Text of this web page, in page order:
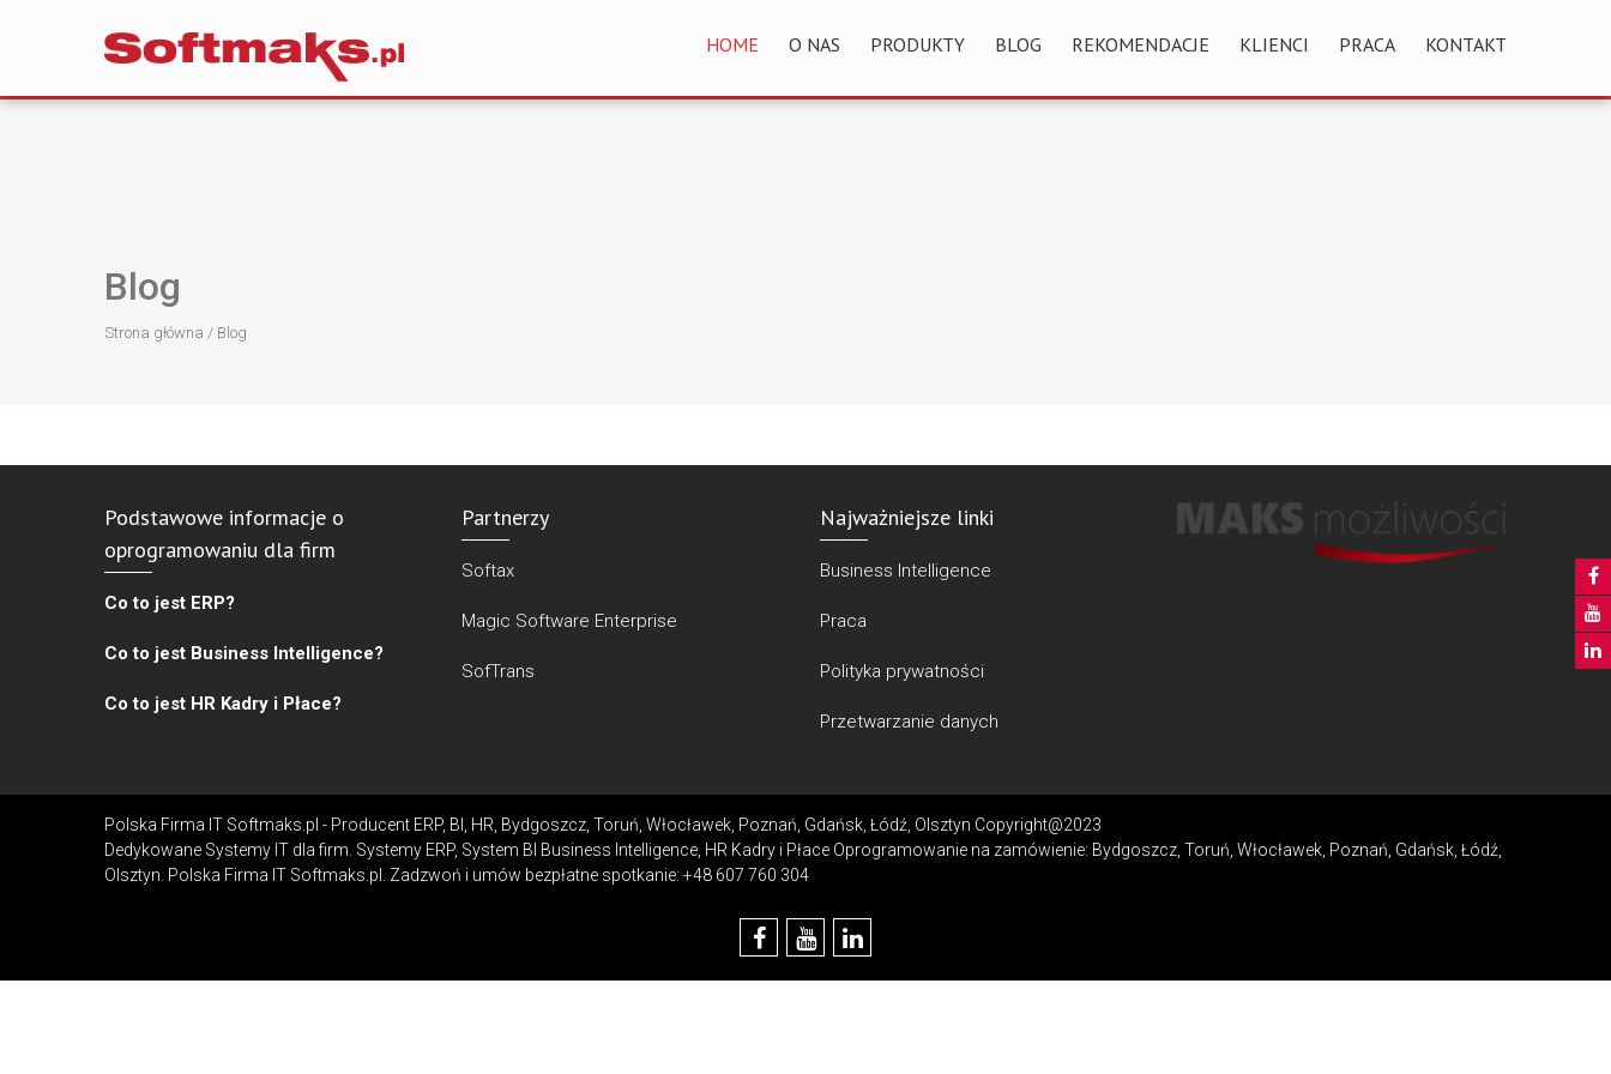
HOME O NAS PRODUKTY BLOG REKOMENDACJE KLIENCI PRACA KONTAKT
Blog
Strona główna / Blog
Podstawowe informacje o
oprogramowaniu dla firm
Co to jest ERP?
Co to jest Business Intelligence?
Co to jest HR Kadry i Płace?
Partnerzy
Softax
Magic Software Enterprise
SofTrans
Najważniejsze linki
Business Intelligence
Praca
Polityka prywatności
Przetwarzanie danych
Polska Firma IT Softmaks.pl - Producent ERP, BI, HR, Bydgoszcz, Toruń, Włocławek, Poznań, Gdańsk, Łódź, Olsztyn Copyright@2023
Dedykowane Systemy IT dla firm. Systemy ERP, System BI Business Intelligence, HR Kadry i Płace Oprogramowanie na zamówienie: Bydgoszcz, Toruń, Włocławek, Poznań, Gdańsk, Łódź,
Olsztyn. Polska Firma IT Softmaks.pl. Zadzwoń i umów bezpłatne spotkanie: +48 607 760 304